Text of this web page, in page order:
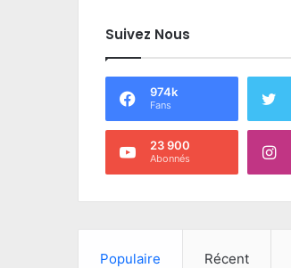
Suivez Nous
974k
Fans
23 900
Abonnés
Populaire Récent